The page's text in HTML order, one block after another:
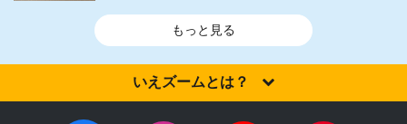
もっと見る
いえズームとは？